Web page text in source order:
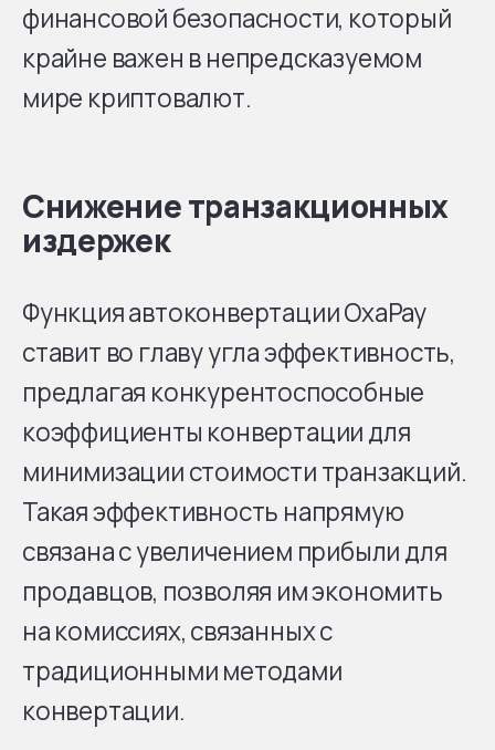
финансовой безопасности, который
крайне важен в непредсказуемом
мире криптовалют.
Снижение транзакционных
издержек
Функция автоконвертации OxaPay
ставит во главу угла эффективность,
предлагая конкурентоспособные
коэффициенты конвертации для
минимизации стоимости транзакций.
Такая эффективность напрямую
связана с увеличением прибыли для
продавцов, позволяя им экономить
на комиссиях, связанных с
традиционными методами
конвертации.